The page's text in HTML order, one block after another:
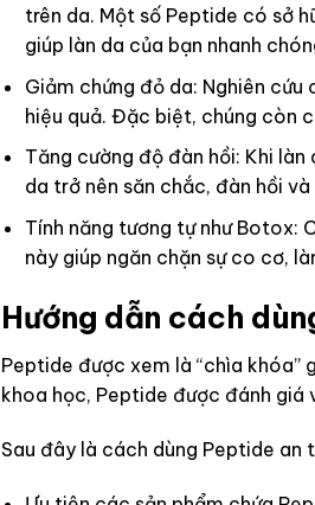
trên da. Một số Peptide có sở
giúp làn da của bạn nhanh
Giảm chứng đỏ da: Nghiên
hiệu quả. Đặc biệt, chúng còn
Tăng cường độ đàn hồi: Khi
da trở nên săn chắc, đàn hồi
Tính năng tương tự như Botox:
này giúp ngăn chặn sự co cơ,
Hướng dẫn cách
Peptide được xem là “chìa
khoa học, Peptide được đánh giá
Sau đây là cách dùng Peptide an